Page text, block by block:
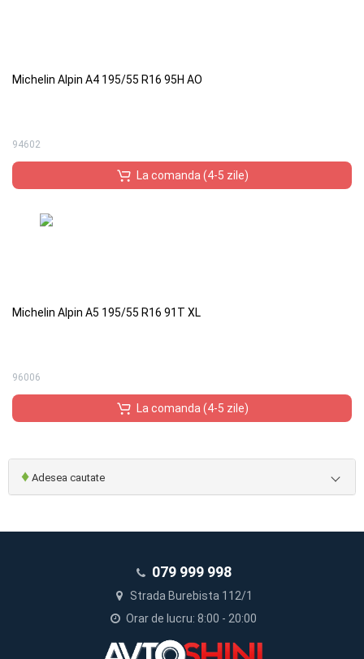
Michelin Alpin A4 195/55 R16 95H AO
94602
La comanda (4-5 zile)
Michelin Alpin A5 195/55 R16 91T XL
96006
La comanda (4-5 zile)
♦ Adesea cautate
079 999 998
Strada Burebista 112/1
Orar de lucru: 8:00 - 20:00